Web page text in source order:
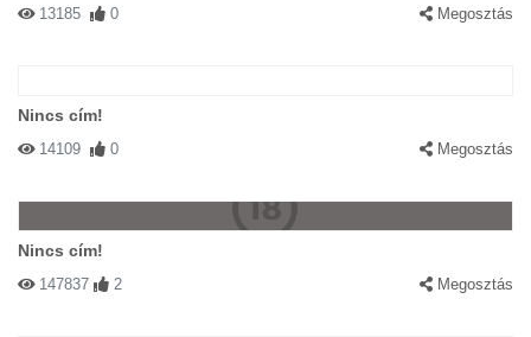
13185 0 Megosztás
Nincs cím!
14109 0 Megosztás
Nincs cím!
147837 2 Megosztás